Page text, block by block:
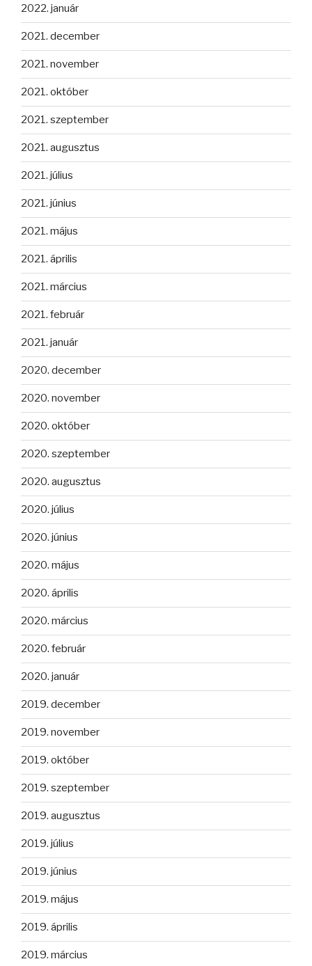
2022. január
2021. december
2021. november
2021. október
2021. szeptember
2021. augusztus
2021. július
2021. június
2021. május
2021. április
2021. március
2021. február
2021. január
2020. december
2020. november
2020. október
2020. szeptember
2020. augusztus
2020. július
2020. június
2020. május
2020. április
2020. március
2020. február
2020. január
2019. december
2019. november
2019. október
2019. szeptember
2019. augusztus
2019. július
2019. június
2019. május
2019. április
2019. március